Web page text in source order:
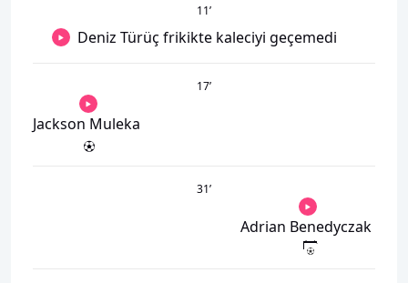
11’
Deniz Türüç frikikte kaleciyi geçemedi
17’
Jackson Muleka
31’
Adrian Benedyczak